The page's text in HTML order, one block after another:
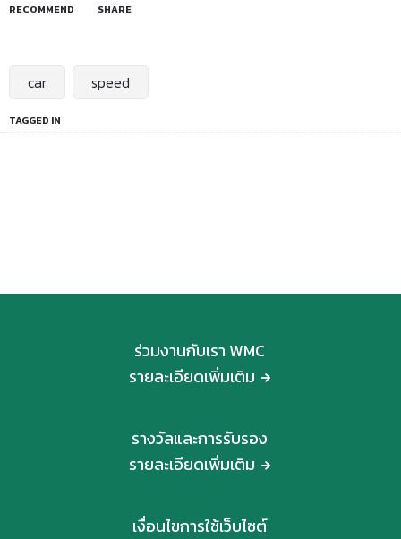
RECOMMEND SHARE
car speed
TAGGED IN
ร่วมงานกับเรา WMC
รายละเอียดเพิ่มเติม
รางวัลและการรับรอง
รายละเอียดเพิ่มเติม
เงื่อนไขการใช้เว็บไซต์